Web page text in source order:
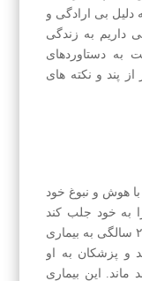
دلیل بی ارادگی و
داریم به زندگی
به دستاوردهای
پند و نکته های
هوش و نبوغ خود
به خود جلب کند
قطعاً استیون هاوکینگ است. او در سن ۲۰ سالگی به بیماری
و پزشکان به او
ماند. این بیماری